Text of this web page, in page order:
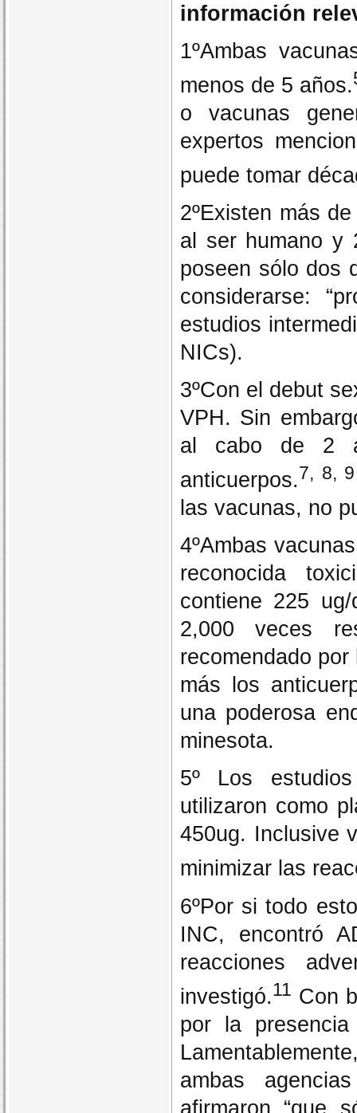
información
1ºAmbas
menos de 5 años.
o vacunas
expertos
puede tomar
2ºExisten más
al ser humano y
poseen sólo dos
considerarse:
estudios
NICs).
3ºCon el debut
VPH. Sin
al cabo de 2
anticuerpos.7, 8, 9
las vacunas, no
4ºAmbas
reconocida
contiene 225
2,000 veces
recomendado
más los
una poderosa
minesota.
5º Los
utilizaron como
450ug. Inclusive
minimizar las
6ºPor si todo
INC, encontró
reacciones
investigó.11 Con
por la
ambas
afirmaron “que